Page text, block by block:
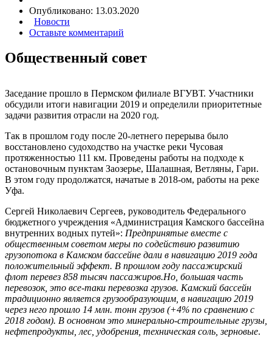
Опубликовано: 13.03.2020
Новости
Оставьте комментарий
Общественный совет
Заседание прошло в Пермском филиале ВГУВТ. Участники
обсудили итоги навигации 2019 и определили приоритетные
задачи развития отрасли на 2020 год.
Так в прошлом году после 20-летнего перерыва было
восстановлено судоходство на участке реки Чусовая
протяженностью 111 км. Проведены работы на подходе к
остановочным пунктам Заозерье, Шалашная, Ветляны, Гари.
В этом году продолжатся, начатые в 2018-ом, работы на реке
Уфа.
Сергей Николаевич Сергеев, руководитель Федерального
бюджетного учреждения «Администрация Камского бассейна
внутренних водных путей»: Предпринятые вместе с
общественным советом меры по содействию развитию
грузопотока в Камском бассейне дали в навигацию 2019 года
положительный эффект. В прошлом году пассажирский
флот перевез 858 тысяч пассажиров.Но, большая часть
перевозок, это все-таки перевозка грузов. Камский бассейн
традиционно является грузообразующим, в навигацию 2019
через него прошло 14 млн. тонн грузов (+4% по сравнению с
2018 годом). В основном это минерально-строительные грузы,
нефтепродукты, лес, удобрения, техническая соль, зерновые.